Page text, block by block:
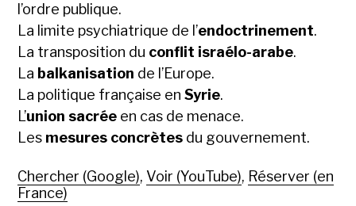
l’ordre publique.
La limite psychiatrique de l’endoctrinement.
La transposition du conflit israélo-arabe.
La balkanisation de l’Europe.
La politique française enSyrie.
L’union sacrée en cas de menace.
Les mesures concrètes du gouvernement.
Chercher (Google), Voir (YouTube), Réserver (en
France)